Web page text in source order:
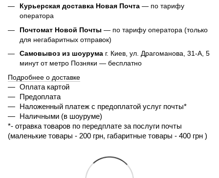
Курьерская доставка Новая Почта — по тарифу
оператора
Почтомат Новой Почты — по тарифу оператора (только
для негабаритных отправок)
Самовывоз из шоурума г. Киев, ул. Драгоманова, 31-А, 5
минут от метро Позняки — бесплатно
Подробнее о доставке
Оплата картой
Предоплата
Наложенный платеж с предоплатой услуг почты*
Наличными (в шоуруме)
*- отравка товаров по передплате за послуги почты
(маленькие товары - 200 грн, габаритные товары - 400 грн )